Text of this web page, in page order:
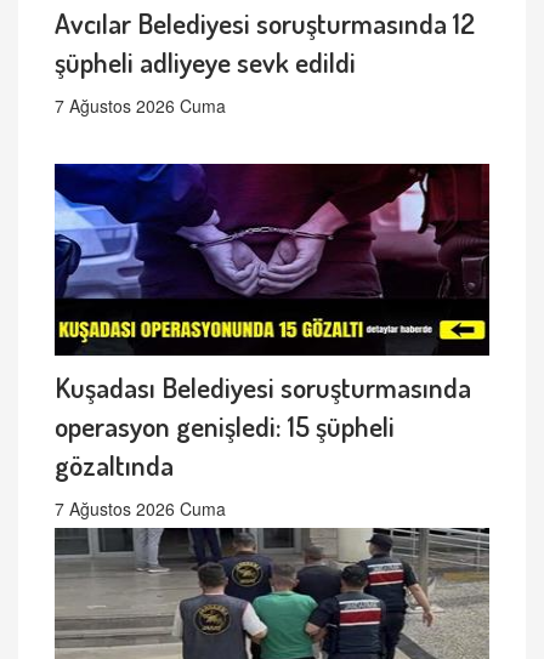
Avcılar Belediyesi soruşturmasında 12
şüpheli adliyeye sevk edildi
7 Ağustos 2026 Cuma
Kuşadası Belediyesi soruşturmasında
operasyon genişledi: 15 şüpheli
gözaltında
7 Ağustos 2026 Cuma